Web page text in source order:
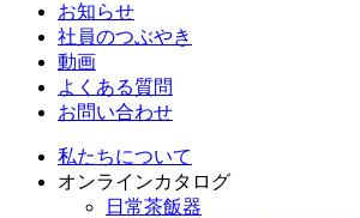
お知らせ
社員のつぶやき
動画
よくある質問
お問い合わせ
私たちについて
オンラインカタログ
日常茶飯器